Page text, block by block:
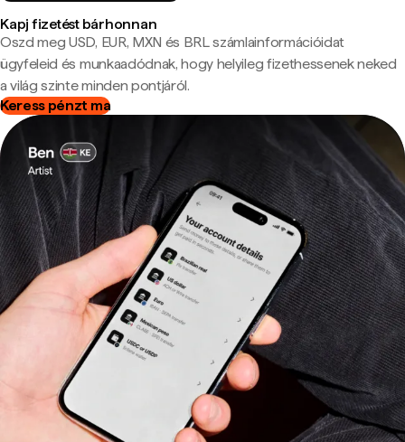
Kapj fizetést bárhonnan
Oszd meg USD, EUR, MXN és BRL számlainformációidat
ügyfeleid és munkaadódnak, hogy helyileg fizethessenek neked
a világ szinte minden pontjáról.
Keress pénzt ma